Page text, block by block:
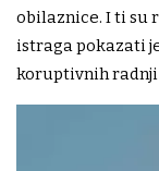
obilaznice. I ti su
istraga pokazati
koruptivnih radnji